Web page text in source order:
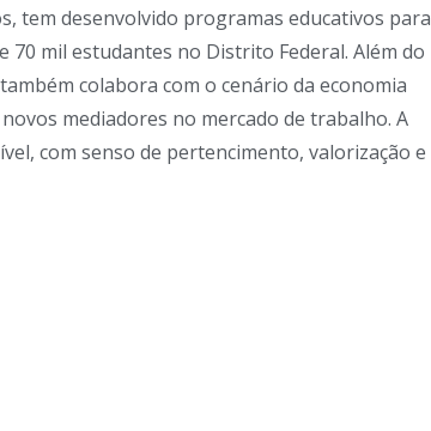
tem desenvolvido programas educativos para
70 mil estudantes no Distrito Federal. Além do
colabora com o cenário da economia
mediadores no mercado de trabalho. A
com senso de pertencimento, valorização e